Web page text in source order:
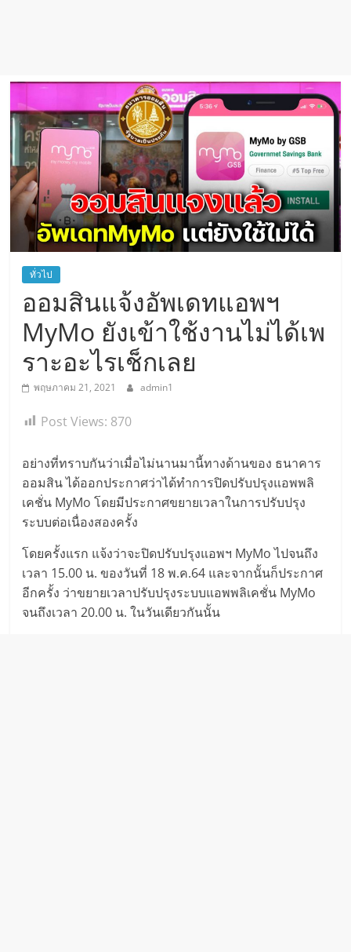
ทั่วไป
ออมสินแจ้งอัพเดทแอพฯ
MyMo ยังเข้าใช้งานไม่ได้เพ
ราะอะไรเช็กเลย
พฤษภาคม 21, 2021 admin1
Post Views: 870
อย่างที่ทราบกันว่าเมื่อไม่นานมานี้ทางด้านของ ธนาคาร
ออมสิน ได้ออกประกาศว่าได้ทำการปิดปรับปรุงแอพพลิ
เคชั่น MyMo โดยมีประกาศขยายเวลาในการปรับปรุง
ระบบต่อเนื่องสองครั้ง
โดยครั้งแรก แจ้งว่าจะปิดปรับปรุงแอพฯ MyMo ไปจนถึง
เวลา 15.00 น. ของวันที่ 18 พ.ค.64 และจากนั้นก็ประกาศ
อีกครั้ง ว่าขยายเวลาปรับปรุงระบบแอพพลิเคชั่น MyMo
จนถึงเวลา 20.00 น. ในวันเดียวกันนั้น